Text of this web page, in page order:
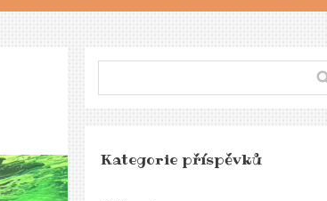
Kategorie příspěvků